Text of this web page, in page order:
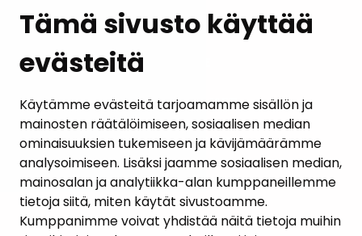
Tämä sivusto käyttää
evästeitä
Käytämme evästeitä tarjoamamme sisällön ja
mainosten räätälöimiseen, sosiaalisen median
ominaisuuksien tukemiseen ja kävijämäärämme
analysoimiseen. Lisäksi jaamme sosiaalisen median,
mainosalan ja analytiikka-alan kumppaneillemme
tietoja siitä, miten käytät sivustoamme.
Kumppanimme voivat yhdistää näitä tietoja muihin
AJANKOHTAISET
YHTEYSTIEDOT
KARTTAPALVELU